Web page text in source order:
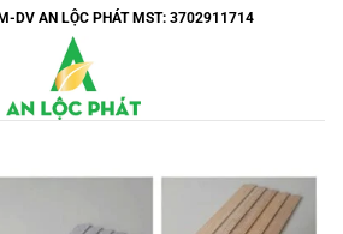
DV AN LỘC PHÁT MST: 3702911714